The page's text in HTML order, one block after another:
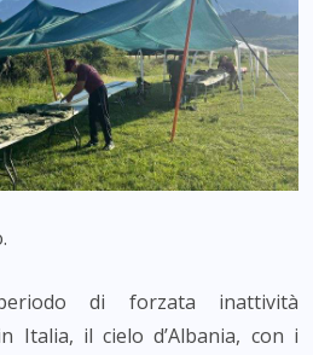
di forzata inattività
Italia, il cielo d’Albania, con i